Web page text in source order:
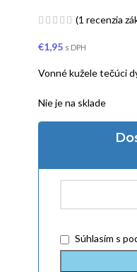
(1 recenzia
€1,95 s DPH
Vonné kužele tečúci
Nie je na sklade
Súhlasím s